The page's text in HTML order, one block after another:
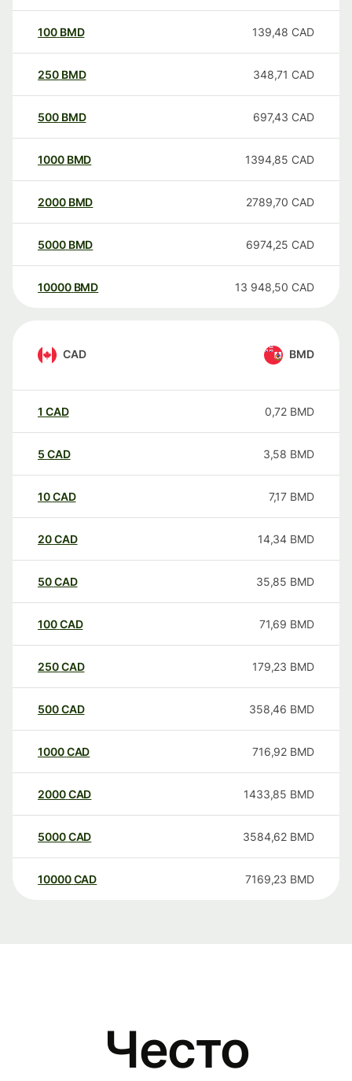
100 BMD 139,48 CAD
250 BMD 348,71 CAD
500 BMD 697,43 CAD
1000 BMD 1394,85 CAD
2000 BMD 2789,70 CAD
5000 BMD 6974,25 CAD
10000 BMD 13 948,50 CAD
CAD BMD
1 CAD 0,72 BMD
5 CAD 3,58 BMD
10CAD 7,17 BMD
20CAD 14,34 BMD
50CAD 35,85 BMD
100CAD 71,69 BMD
250CAD 179,23 BMD
500CAD 358,46 BMD
1000CAD 716,92 BMD
2000CAD 1433,85 BMD
5000CAD 3584,62 BMD
10000 CAD 7169,23 BMD
Често